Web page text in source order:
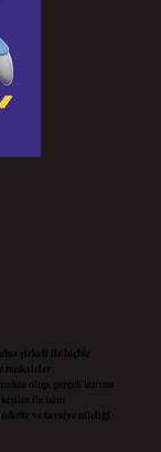
şirketi ile hiçbir
makaleler
olup, gerçek kurum
kişiler ile isim
ve tavsiye niteliği